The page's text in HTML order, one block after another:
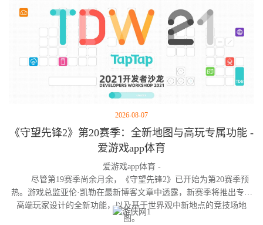
2026-08-07
《守望先锋2》第20赛季：全新地图与高玩专属功能 -
爱游戏app体育
爱游戏app体育 -
尽管第19赛季尚余月余，《守望先锋2》已开始为第20赛季预
热。游戏总监亚伦·凯勒在最新博客文章中透露，新赛季将推出专为
高端玩家设计的全新功能，以及基于世界观中新地点的竞技场地
图。